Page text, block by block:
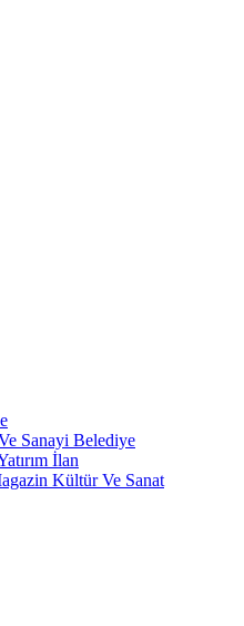
Sanayi Belediye
İlan
Kültür Ve Sanat